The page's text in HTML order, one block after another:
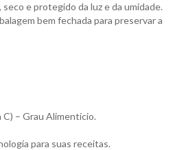
e protegido da luz e da umidade.
bem fechada para preservar a
– Grau Alimentício.
para suas receitas.